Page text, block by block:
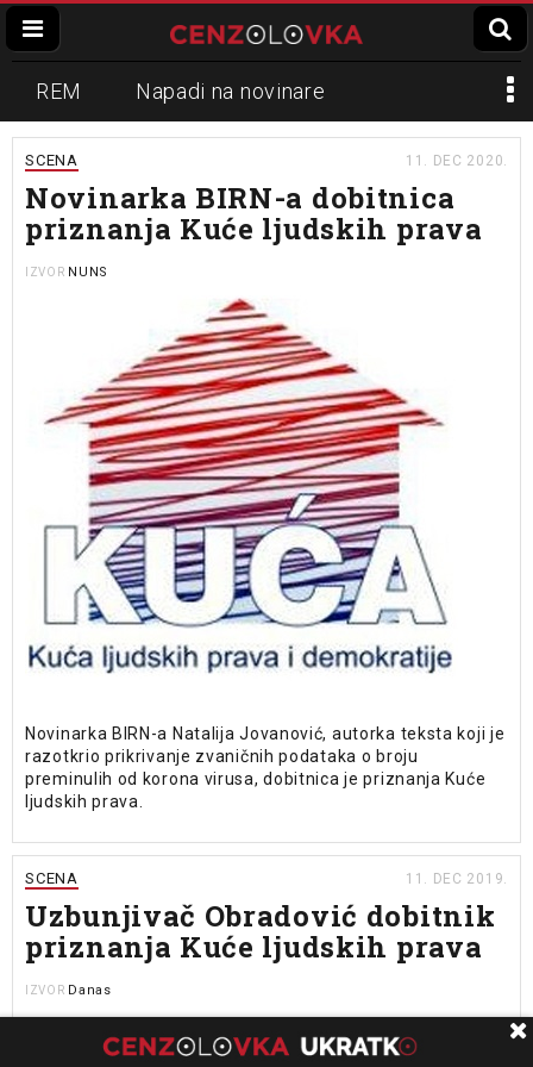
REM Napadi na novinare
Zvučni top
Propaganda Lokalni mediji
Informer
SCENA 11. DEC 2020.
Novinarka BIRN-a dobitnica
priznanja Kuće ljudskih prava
IZVOR NUNS
Novinarka BIRN-a Natalija Jovanović, autorka teksta koji je
razotkrio prikrivanje zvaničnih podataka o broju
preminulih od korona virusa, dobitnica je priznanja Kuće
ljudskih prava.
SCENA 11. DEC 2019.
Uzbunjivač Obradović dobitnik
priznanja Kuće ljudskih prava
IZVOR Danas
Uzbunjivač Aleksandar Obradović dobitnik je ovogodišnjeg
priznanja Kuće ljudskih prava povodom Međunarodnog